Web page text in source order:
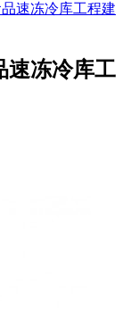
速冻冷库工程建
速冻冷库工